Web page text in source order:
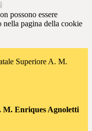
possono essere
nella pagina della cookie
Superiore A. M.
M. Enriques Agnoletti